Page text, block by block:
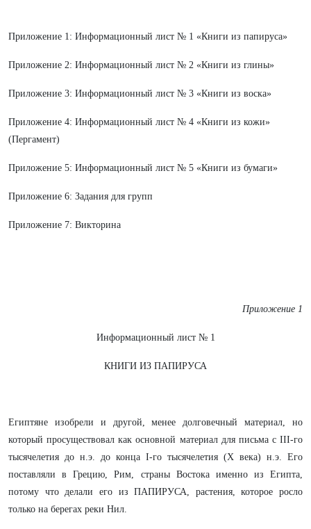
Приложение 1: Информационный лист № 1 «Книги из папируса»
Приложение 2: Информационный лист № 2 «Книги из глины»
Приложение 3: Информационный лист № 3 «Книги из воска»
Приложение 4: Информационный лист № 4 «Книги из кожи»
(Пергамент)
Приложение 5: Информационный лист № 5 «Книги из бумаги»
Приложение 6: Задания для групп
Приложение 7: Викторина
Приложение 1
Информационный лист № 1
КНИГИ ИЗ ПАПИРУСА
Египтяне изобрели и другой, менее долговечный материал, но
который просуществовал как основной материал для письма с III-го
тысячелетия до н.э. до конца I-го тысячелетия (X века) н.э. Его
поставляли в Грецию, Рим, страны Востока именно из Египта,
потому что делали его из ПАПИРУСА, растения, которое росло
только на берегах реки Нил.